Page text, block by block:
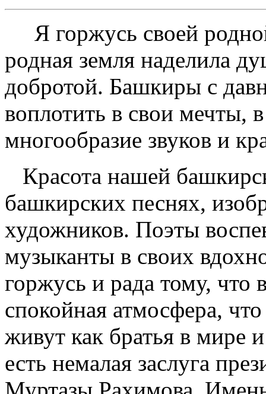
Я горжусь своей
родная земля наделила
добротой. Башкиры с
воплотить в свои мечты,
многообразие звуков и
Красота нашей
башкирских песнях,
художников. Поэты
музыканты в своих
горжусь и рада тому, что
спокойная атмосфера,
живут как братья в мире
есть немалая заслуга